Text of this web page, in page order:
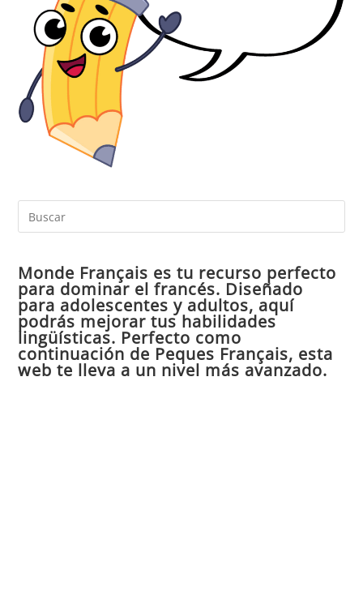
Monde Français es tu recurso perfecto
para dominar el francés. Diseñado
para adolescentes y adultos, aquí
podrás mejorar tus habilidades
lingüísticas. Perfecto como
continuación de Peques Français, esta
web te lleva a un nivel más avanzado.